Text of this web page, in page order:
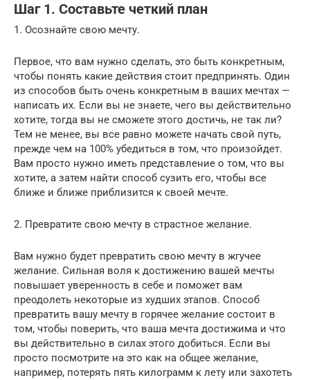
Шаг 1. Составьте четкий план
1. Осознайте свою мечту.
Первое, что вам нужно сделать, это быть конкретным,
чтобы понять какие действия стоит предпринять. Один
из способов быть очень конкретным в ваших мечтах —
написать их. Если вы не знаете, чего вы действительно
хотите, тогда вы не сможете этого достичь, не так ли?
Тем не менее, вы все равно можете начать свой путь,
прежде чем на 100% убедиться в том, что произойдет.
Вам просто нужно иметь представление о том, что вы
хотите, а затем найти способ сузить его, чтобы все
ближе и ближе приблизится к своей мечте.
2. Превратите свою мечту в страстное желание.
Вам нужно будет превратить свою мечту в жгучее
желание. Сильная воля к достижению вашей мечты
повышает уверенность в себе и поможет вам
преодолеть некоторые из худших этапов. Способ
превратить вашу мечту в горячее желание состоит в
том, чтобы поверить, что ваша мечта достижима и что
вы действительно в силах этого добиться. Если вы
просто посмотрите на это как на общее желание,
например, потерять пять килограмм к лету или захотеть